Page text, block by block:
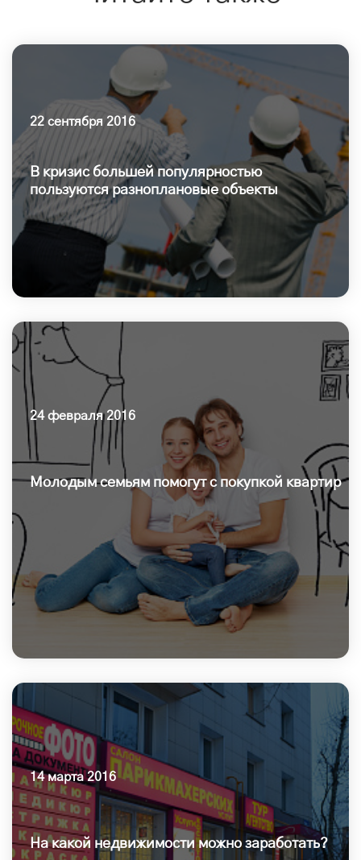
22 сентября 2016
В кризис большей популярностью
пользуются разноплановые объекты
24 февраля 2016
Молодым семьям помогут с покупкой квартир
14 марта 2016
На какой недвижимости можно заработать?